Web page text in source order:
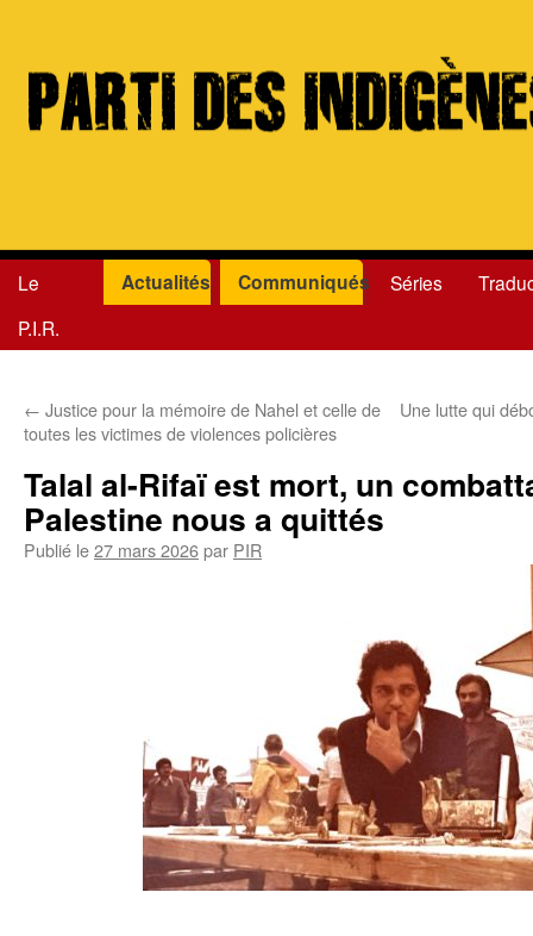
Aller
au
Le
P.I.R.
Actualités Communiqués Séries
← Justice pour la mémoire de Nahel et celle de
toutes les victimes de violences policières
Une lutte qui
Talal al-Rifaï est mort, un
Palestine nous a quittés
Publié le27 mars 2026par PIR